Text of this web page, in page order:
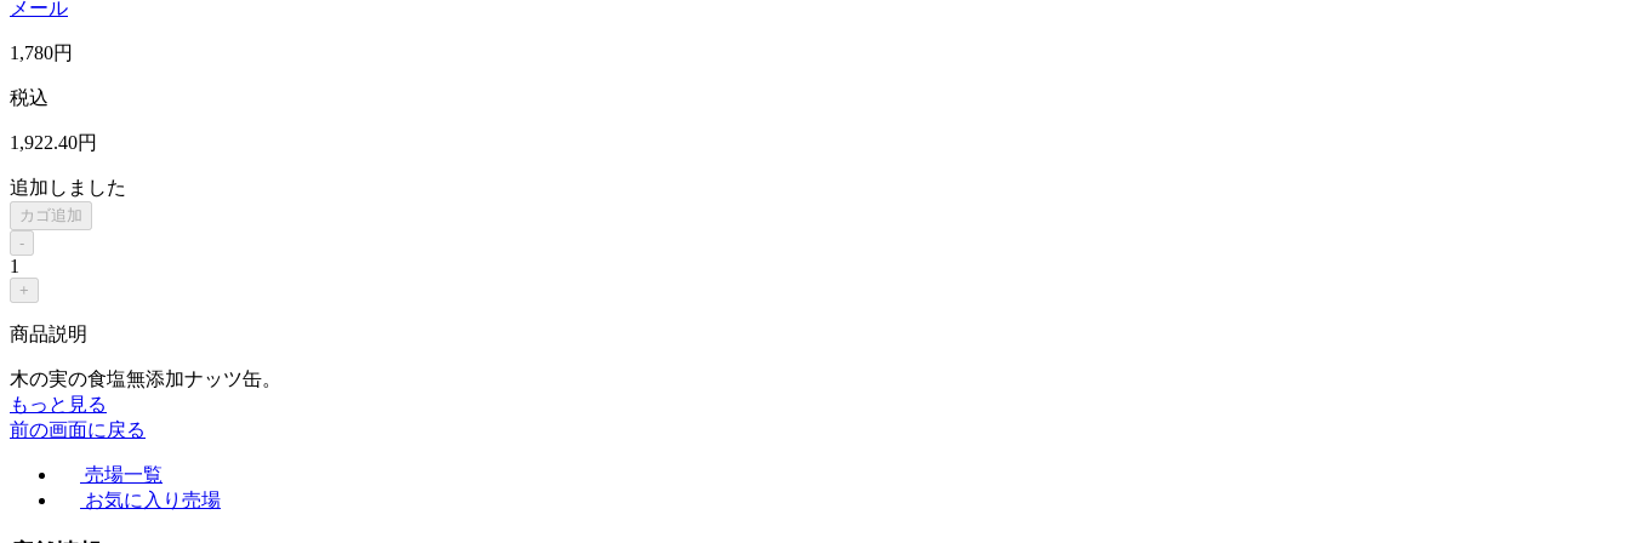
メール
1,780円
税込
1,922.40円
追加しました
カゴ追加
-
1
+
商品説明
木の実の食塩無添加ナッツ缶。
もっと見る
前の画面に戻る
売場一覧
お気に入り売場